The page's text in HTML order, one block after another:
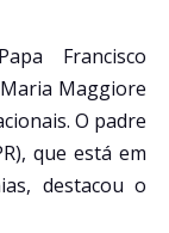
Francisco
Maggiore
O padre
que está em
destacou o